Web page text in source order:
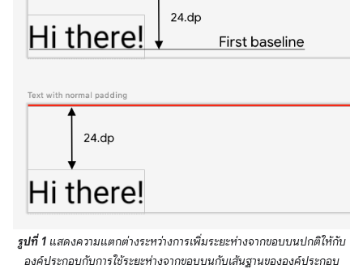
รูปที่ 1แสดงความแตกต่างระหว่างการเพิ่มระยะห่างจากขอบบนปกติให้กับ
องค์ประกอบกับการใช้ระยะห่างจากขอบบนกับเส้นฐานขององค์ประกอบ